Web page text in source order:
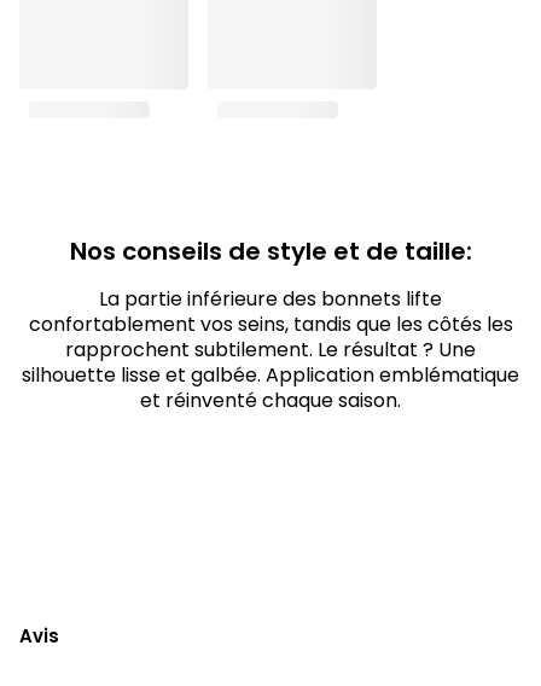
Nos conseils de style et de taille:
La partie inférieure des bonnets lifte
confortablement vos seins, tandis que les côtés les
rapprochent subtilement. Le résultat ? Une
silhouette lisse et galbée. Application emblématique
et réinventé chaque saison.
Avis